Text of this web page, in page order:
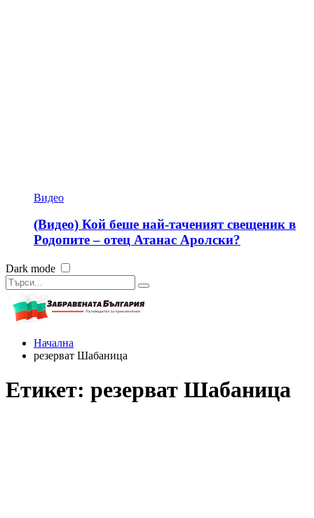
Видео
(Видео) Кой беше най-таченият свещеник в
Родопите – отец Атанас Аролски?
Dark mode
Начална
резерват Шабаница
Етикет: резерват Шабаница